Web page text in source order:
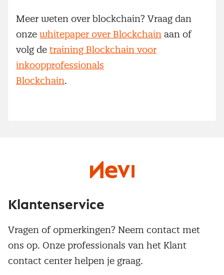
Meer weten over blockchain? Vraag dan
onze whitepaper over Blockchain aan of
volg de training Blockchain voor
inkoopprofessionals
Blockchain.
Klantenservice
Vragen of opmerkingen? Neem contact met
ons op. Onze professionals van het Klant
contact center helpen je graag.